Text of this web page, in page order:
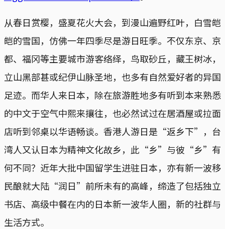
从春日赏樱，盛夏花火大会，到漫山遍野红叶，白雪皑
皑的雪国，仿佛一年四季尽是游日旺季。不仅东京、京
都、福冈等主要城市游客络绎，鸟取砂丘，藏王树冰，
立山黑部甚或​纪伊山脉圣地，也多有自然爱好者的异国
足迹。而华人来日本，除在旅游胜地多有听到本来熟悉
的中文于空气中熙来攘往，也必然试过在居酒屋或拉面
店听到邻桌以华语畅谈。香港人游日是“返乡下”，台
湾人又认日本为精神文化故乡，此“乡”与彼“乡”有
何不同？近年大批中国留学生进驻日本，亦有新一波移
民酿就大陆“润日”前所未有的高峰，缔造了包括独立
书店、高级中餐在内的日本新一波华人圈，新的社群与
生活方式。